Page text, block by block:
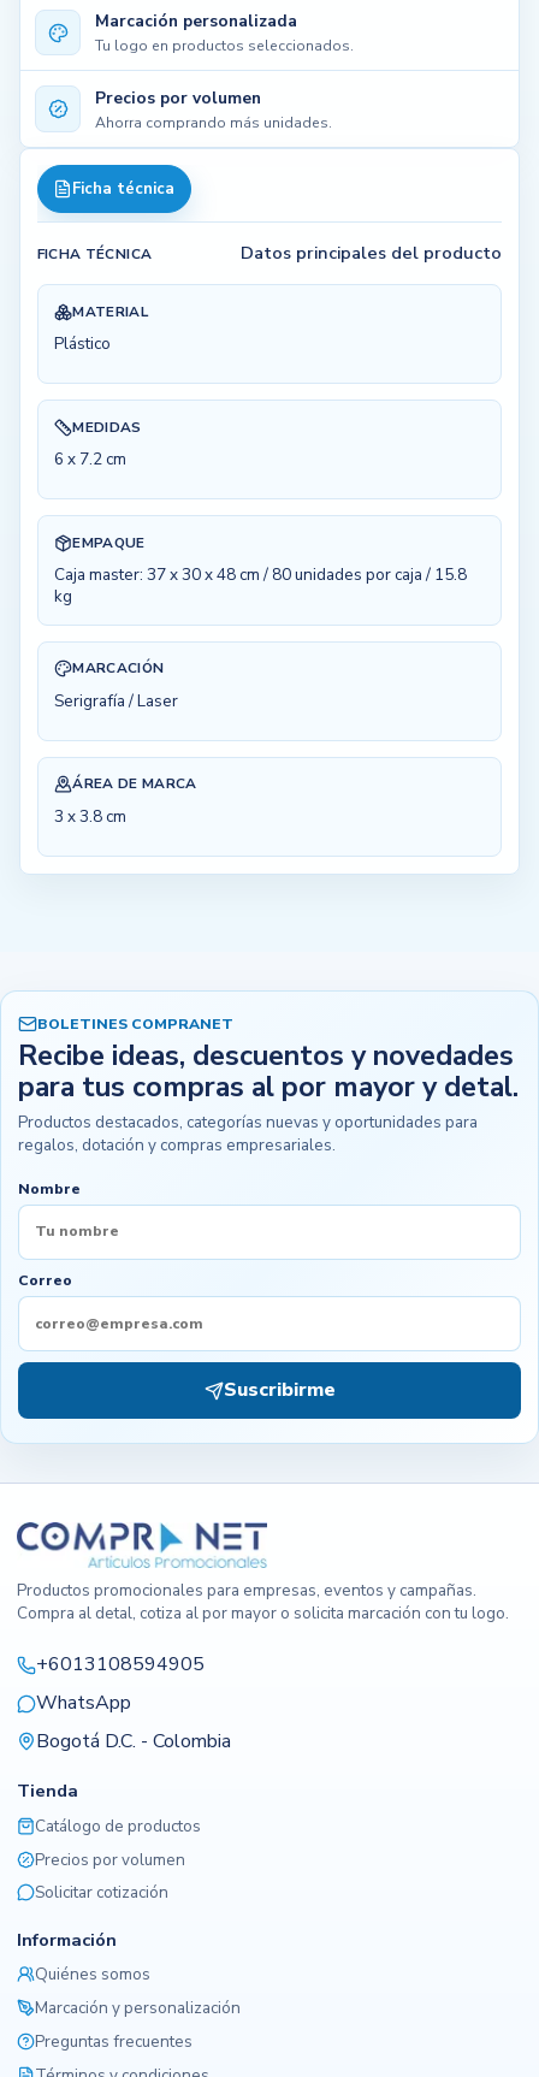
Marcación personalizada
Tu logo en productos seleccionados.
Precios por volumen
Ahorra comprando más unidades.
Ficha técnica
FICHA TÉCNICA Datos principales del producto
MATERIAL
Plástico
MEDIDAS
6 x 7.2 cm
EMPAQUE
Caja master: 37 x 30 x 48 cm / 80 unidades por caja / 15.8
kg
MARCACIÓN
Serigrafía / Laser
ÁREA DE MARCA
3 x 3.8 cm
BOLETINES COMPRANET
Recibe ideas, descuentos y novedades
para tus compras al por mayor y detal.
Productos destacados, categorías nuevas y oportunidades para
regalos, dotación y compras empresariales.
Nombre
Correo
Suscribirme
Productos promocionales para empresas, eventos y campañas.
Compra al detal, cotiza al por mayor o solicita marcación con tu logo.
+6013108594905
WhatsApp
Bogotá D.C. - Colombia
Tienda
Catálogo de productos
Precios por volumen
Solicitar cotización
Información
Quiénes somos
Marcación y personalización
Preguntas frecuentes